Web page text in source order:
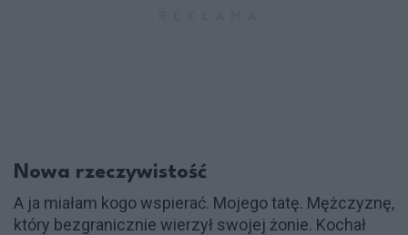
Nowa rzeczywistość
A ja miałam kogo wspierać. Mojego tatę. Mężczyznę,
który bezgranicznie wierzył swojej żonie. Kochał